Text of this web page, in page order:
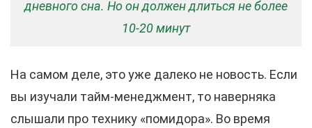
дневного сна. Но он должен длиться не более
10-20 минут
На самом деле, это уже далеко не новость. Если
вы изучали тайм-менеджмент, то наверняка
слышали про технику «помидора». Во время